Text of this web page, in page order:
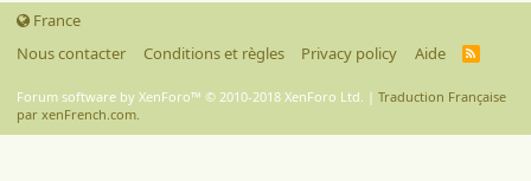
France
Nous contacter
Conditions et règles Privacy policy Aide
R
S
Forum software by XenForo™ © 2010-2018 XenForo Ltd. | Traduction Française
par xenFrench.com.